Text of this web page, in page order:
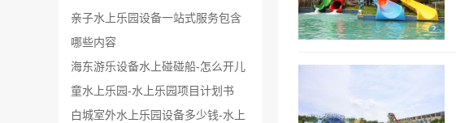
亲子水上乐园设备一站式服务包含
哪些内容
海东游乐设备水上碰碰船-怎么开儿
童水上乐园-水上乐园项目计划书
白城室外水上乐园设备多少钱-水上